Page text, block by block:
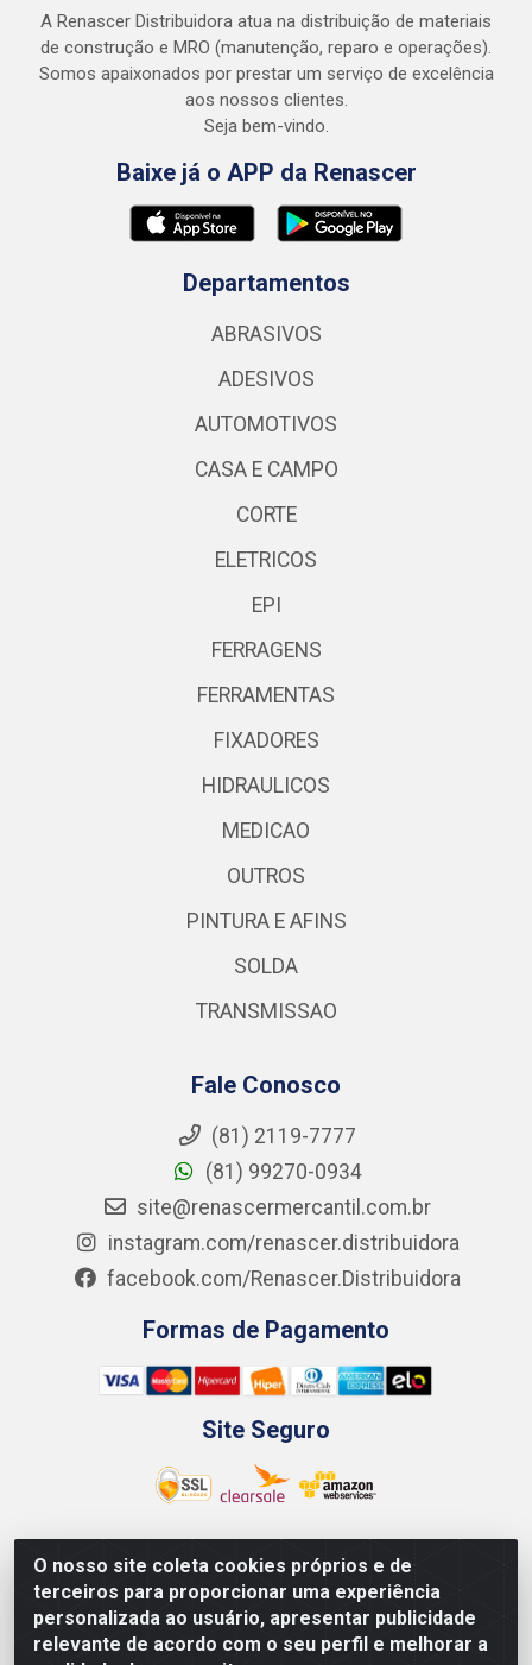
O nosso site coleta cookies próprios e de
terceiros para proporcionar uma experiência
personalizada ao usuário, apresentar publicidade
relevante de acordo com o seu perfil e melhorar a
A Renascer Distribuidora atua na distribuição de materiais
de construção e MRO (manutenção, reparo e operações).
Somos apaixonados por prestar um serviço de excelência
aos nossos clientes.
Seja bem-vindo.
Baixe já o APP da Renascer
Departamentos
ABRASIVOS
ADESIVOS
AUTOMOTIVOS
CASA E CAMPO
CORTE
ELETRICOS
EPI
FERRAGENS
FERRAMENTAS
FIXADORES
HIDRAULICOS
MEDICAO
OUTROS
PINTURA E AFINS
SOLDA
TRANSMISSAO
Fale Conosco
(81) 2119-7777
(81) 99270-0934
site@renascermercantil.com.br
instagram.com/renascer.distribuidora
facebook.com/Renascer.Distribuidora
Formas de Pagamento
Site Seguro
Renascer Distribuidora - Rua São Miguel, 1845 -
Afogados - Recife / PE - CEP 50850-000 - CNPJ
07.264.693/0001-79